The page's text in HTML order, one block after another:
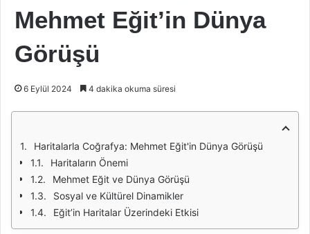
Mehmet Eğit’in Dünya
Görüşü
6 Eylül 2024 4 dakika okuma süresi
Haritalarla Coğrafya: Mehmet Eğit'in Dünya Görüşü
Haritaların Önemi
Mehmet Eğit ve Dünya Görüşü
Sosyal ve Kültürel Dinamikler
Eğit’in Haritalar Üzerindeki Etkisi